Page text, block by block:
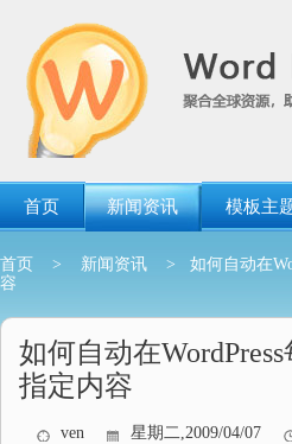
首页 新闻资讯 模板主
首页 > 新闻资讯
> 如何自动在
容
如何自动在
指定内容
ven 星期二,2009/04/07